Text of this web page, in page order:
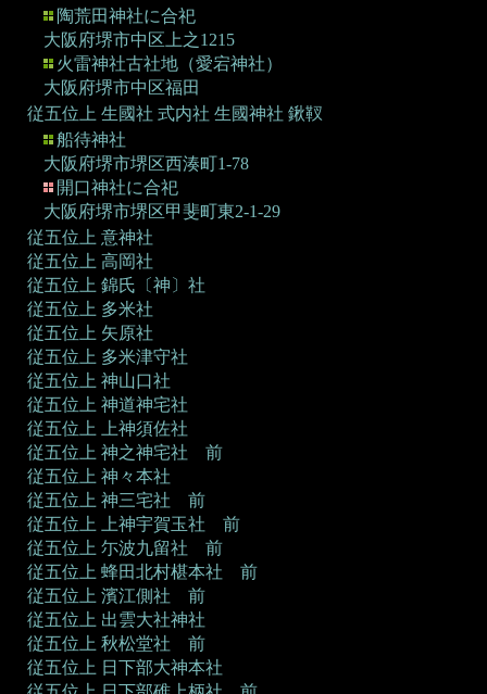
陶荒田神社に合祀
大阪府堺市中区上之1215
火雷神社古社地（愛宕神社）
大阪府堺市中区福田
従五位上 生國社 式内社 生國神社 鍬靫
船待神社
大阪府堺市堺区西湊町1-78
開口神社に合祀
大阪府堺市堺区甲斐町東2-1-29
従五位上 意神社
従五位上 高岡社
従五位上 錦氏〔神〕社
従五位上 多米社
従五位上 矢原社
従五位上 多米津守社
従五位上 神山口社
従五位上 神道神宅社
従五位上 上神須佐社
従五位上 神之神宅社 前
従五位上 神々本社
従五位上 神三宅社 前
従五位上 上神宇賀玉社 前
従五位上 尓波九留社 前
従五位上 蜂田北村椹本社 前
従五位上 濱江側社 前
従五位上 出雲大社神社
従五位上 秋松堂社 前
従五位上 日下部大神本社